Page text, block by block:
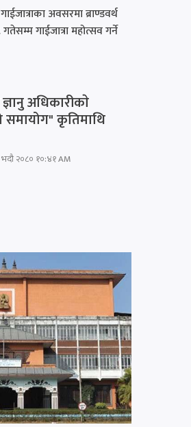
अवसरमा ब्राण्डवर्थ
गाईजात्रा महोत्सव गर्ने
अधिकारीकाे
कृतिमाथि
२०८० १०:४१ AM